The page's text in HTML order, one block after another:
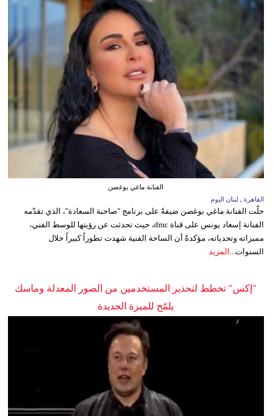
الفنانة ماغي بوغصن
القاهرة ـ لبنان اليوم
حلّت الفنانة ماغي بوغصن ضيفةً على برنامج "صاحبة السعادة"، الذي تقدّمه
الفنانة إسعاد يونس على قناة dmc، حيث تحدثت عن رؤيتها للوسط الفني،
مميزاته وتحدياته، مؤكدةً أن الساحة الفنية شهدت تطوراً كبيراً خلال
السنوات...
المزيد
"إكس" تخطط لتحذير المستخدمين من الصور المعدلة وماسك
يلمّح للميزة الجديدة